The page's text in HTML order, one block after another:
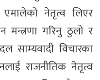
नेतृत्व लिएर
मन्त्रणा गरिनु ठुलो र
साम्यवादी विचारका
राजनीतिक नेतृत्व